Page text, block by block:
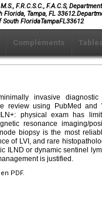
F.R.C.S.C., F.A.C.S,
Tampa, FL
FloridaTampaFL33612
Compléments
invasive
review using PubMed
physical exam has
resonance imaging/
biopsy is the most
of LVI, and rare
ILND or dynamic sentinel
is justified.
PDF.